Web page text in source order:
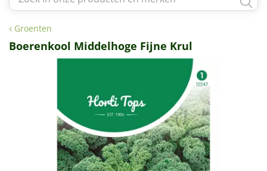
Groenten
Boerenkool Middelhoge Fijne Krul